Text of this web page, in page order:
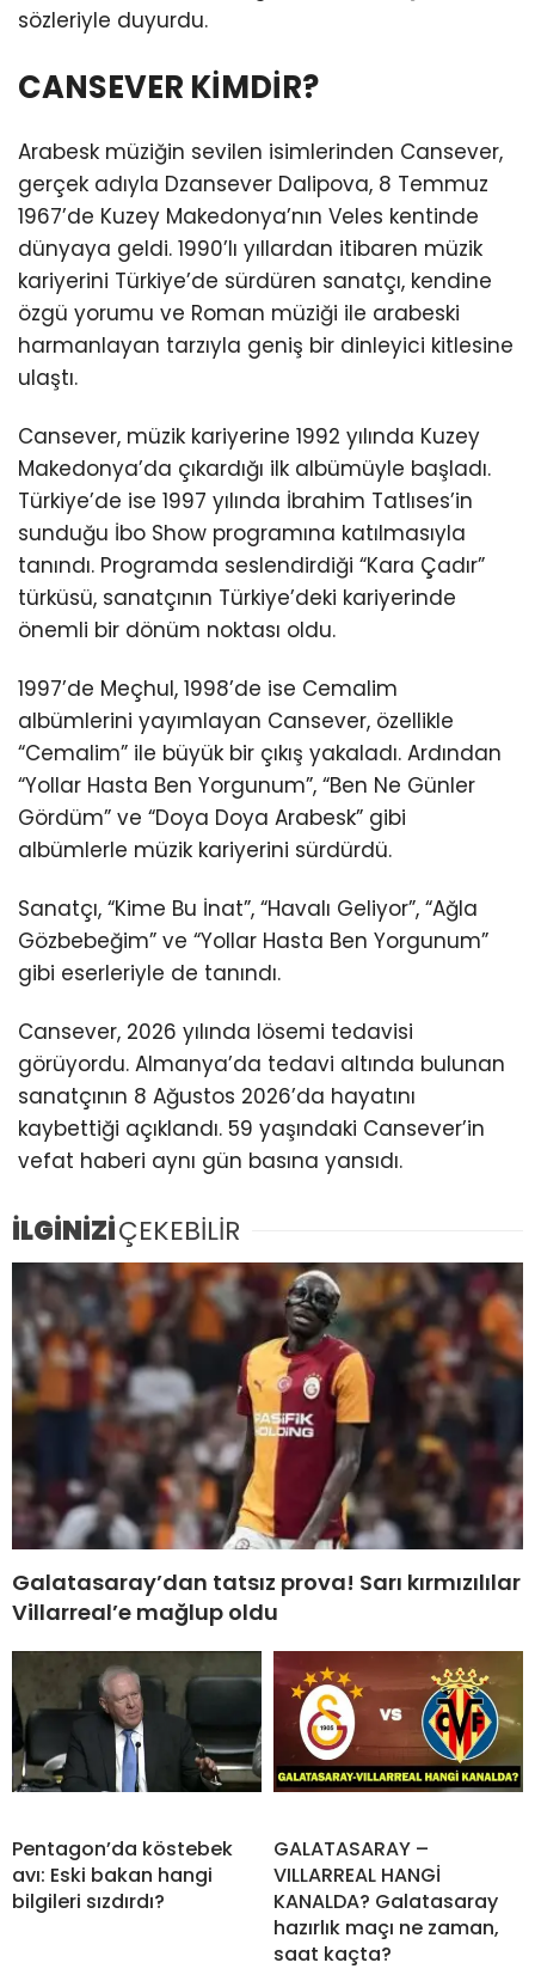
sözleriyle duyurdu.
CANSEVER KİMDİR?
Arabesk müziğin sevilen isimlerinden Cansever,
gerçek adıyla Dzansever Dalipova, 8 Temmuz
1967’de Kuzey Makedonya’nın Veles kentinde
dünyaya geldi. 1990’lı yıllardan itibaren müzik
kariyerini Türkiye’de sürdüren sanatçı, kendine
özgü yorumu ve Roman müziği ile arabeski
harmanlayan tarzıyla geniş bir dinleyici kitlesine
ulaştı.
Cansever, müzik kariyerine 1992 yılında Kuzey
Makedonya’da çıkardığı ilk albümüyle başladı.
Türkiye’de ise 1997 yılında İbrahim Tatlıses’in
sunduğu İbo Show programına katılmasıyla
tanındı. Programda seslendirdiği “Kara Çadır”
türküsü, sanatçının Türkiye’deki kariyerinde
önemli bir dönüm noktası oldu.
1997’de Meçhul, 1998’de ise Cemalim
albümlerini yayımlayan Cansever, özellikle
“Cemalim” ile büyük bir çıkış yakaladı. Ardından
“Yollar Hasta Ben Yorgunum”, “Ben Ne Günler
Gördüm” ve “Doya Doya Arabesk” gibi
albümlerle müzik kariyerini sürdürdü.
Sanatçı, “Kime Bu İnat”, “Havalı Geliyor”, “Ağla
Gözbebeğim” ve “Yollar Hasta Ben Yorgunum”
gibi eserleriyle de tanındı.
Cansever, 2026 yılında lösemi tedavisi
görüyordu. Almanya’da tedavi altında bulunan
sanatçının 8 Ağustos 2026’da hayatını
kaybettiği açıklandı. 59 yaşındaki Cansever’in
vefat haberi aynı gün basına yansıdı.
İLGİNİZİÇEKEBİLİR
Galatasaray’dan tatsız prova! Sarı kırmızılılar
Villarreal’e mağlup oldu
Pentagon’da köstebek
avı: Eski bakan hangi
bilgileri sızdırdı?
GALATASARAY –
VILLARREAL HANGİ
KANALDA? Galatasaray
hazırlık maçı ne zaman,
saat kaçta?